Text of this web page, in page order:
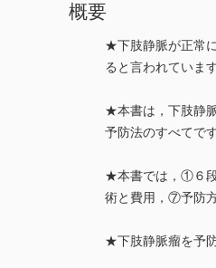
概要
★下肢静脈が正常
ると言われています
★本書は，下肢静
予防法のすべてです
★本書では，①６
術と費用，⑦予防
★下肢静脈瘤を予